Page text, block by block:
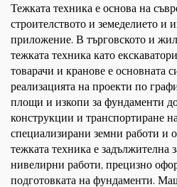
Тежката техника е основа на
строителството и земеделието
приложение. В търговското и
тежката техника като
товарачи и кранове е основната
реализацията на проекти по
площи и изкопи за фундаменти
конструкции и транспортиране
специализирани земни работи и
тежката техника е задължителна
нивелирни работи, прецизно
подготовката на фундаменти.